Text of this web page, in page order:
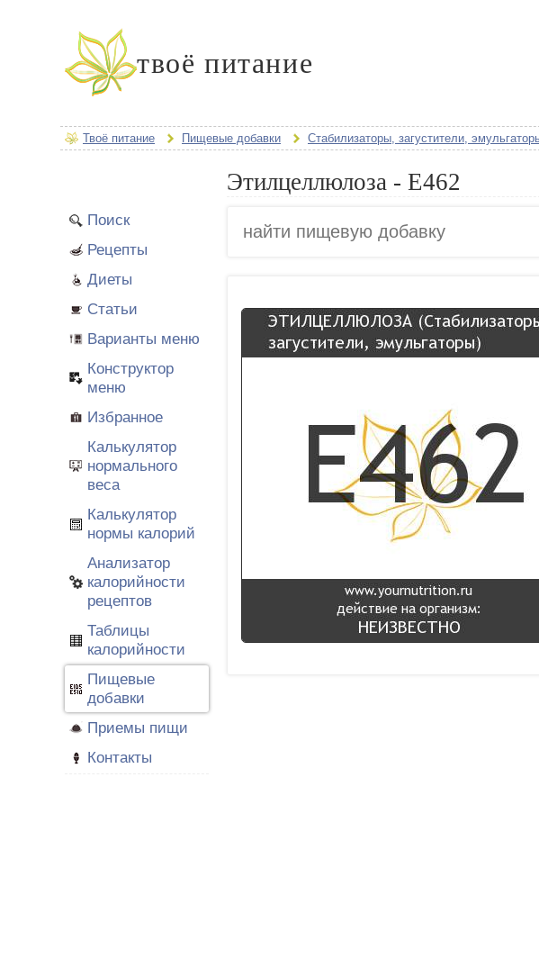
твоё питание
Твоё питание Пищевые добавки Стабилизаторы, загустители,
Поиск
Рецепты
Диеты
Статьи
Варианты меню
Конструктор
меню
Избранное
Калькулятор
нормального
веса
Калькулятор
нормы калорий
Анализатор
калорийности
рецептов
Таблицы
калорийности
Пищевые
добавки
Приемы пищи
Контакты
Этилцеллюлоза - E462